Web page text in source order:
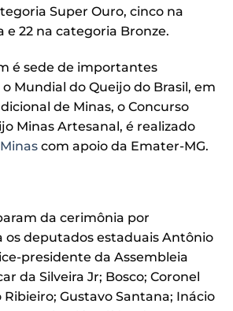
Super Ouro, cinco na
e 22 na categoria Bronze.
é sede de importantes
Mundial do Queijo do Brasil, em
de Minas, o Concurso
Minas Artesanal, é realizado
com apoio da Emater-MG.
da cerimônia por
os deputados estaduais Antônio
presidente da Assembleia
da Silveira Jr; Bosco; Coronel
Gustavo Santana; Inácio